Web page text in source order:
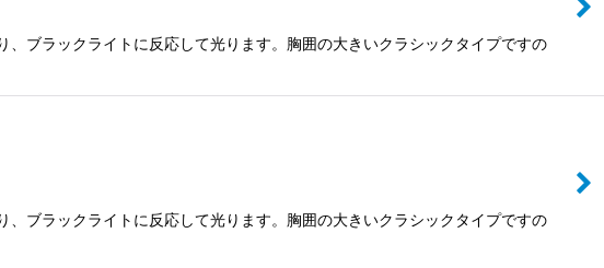
ブラックライトに反応して光ります。胸囲の大きいクラシックタイプですの
ブラックライトに反応して光ります。胸囲の大きいクラシックタイプですの